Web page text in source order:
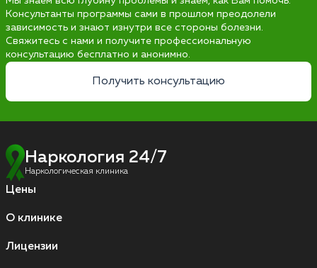
Консультанты программы сами в прошлом преодолели
зависимость и знают изнутри все стороны болезни.
Свяжитесь с нами и получите профессиональную
консультацию бесплатно и анонимно.
Получить консультацию
Наркология 24/7
Наркологическая клиника
Цены
О клинике
Лицензии